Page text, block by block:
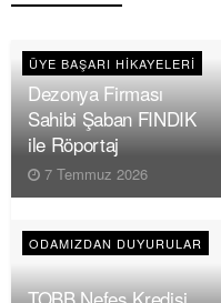
ÜYE BAŞARI HIKAYELERI
Dezonya Firması
Sahibi Şaban FINDIK
ile Röportaj
7 Temmuz 2026
ODAMIZDAN DUYURULAR